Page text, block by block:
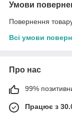
Умови
Повернення
Всі умови
Про нас
99%
Працює з